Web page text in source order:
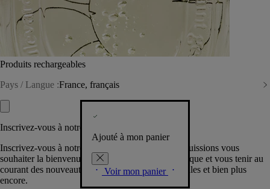
Produits rechargeables
Pays / Langue :France, français
Ajouté à mon panier
Voir mon panier
Inscrivez-vous à notre Newsletter
Inscrivez-vous à notre newsletter pour que nous puissions vous
souhaiter la bienvenue dans la communauté Diptyque et vous tenir au
courant des nouveautés, événements, offres spéciales et bien plus
encore.